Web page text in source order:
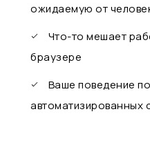
ожидаемую от
Что-то мешает
браузере
Ваше поведение
автоматизированных